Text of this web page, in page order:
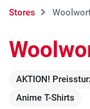
Stores
AKTION!
Anime T-Shirts